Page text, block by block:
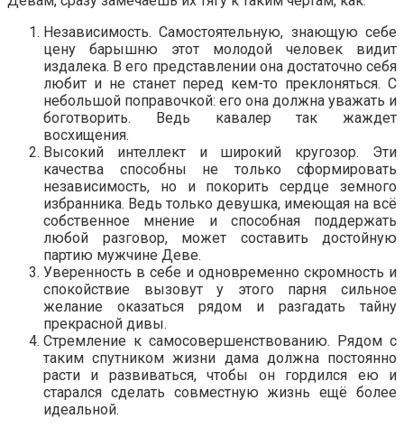
Независимость. Самостоятельную, знающую себе
цену барышню этот молодой человек видит
издалека. В его представлении она достаточно себя
любит и не станет перед кем-то преклоняться. С
небольшой поправочкой: его она должна уважать и
боготворить. Ведь кавалер так жаждет
восхищения.
Высокий интеллект и широкий кругозор. Эти
качества способны не только сформировать
независимость, но и покорить сердце земного
избранника. Ведь только девушка, имеющая на всё
собственное мнение и способная поддержать
любой разговор, может составить достойную
партию мужчине Деве.
Уверенность в себе и одновременно скромность и
спокойствие вызовут у этого парня сильное
желание оказаться рядом и разгадать тайну
прекрасной дивы.
Стремление к самосовершенствованию. Рядом с
таким спутником жизни дама должна постоянно
расти и развиваться, чтобы он гордился ею и
старался сделать совместную жизнь ещё более
идеальной.